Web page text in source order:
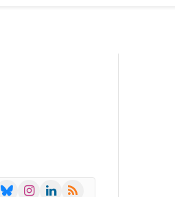
BlueskyInstagramLinkedIn
RSS